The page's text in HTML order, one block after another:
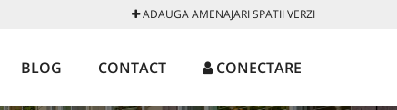
ADAUGA AMENAJARI SPATII VERZI
BLOG CONTACT CONECTARE